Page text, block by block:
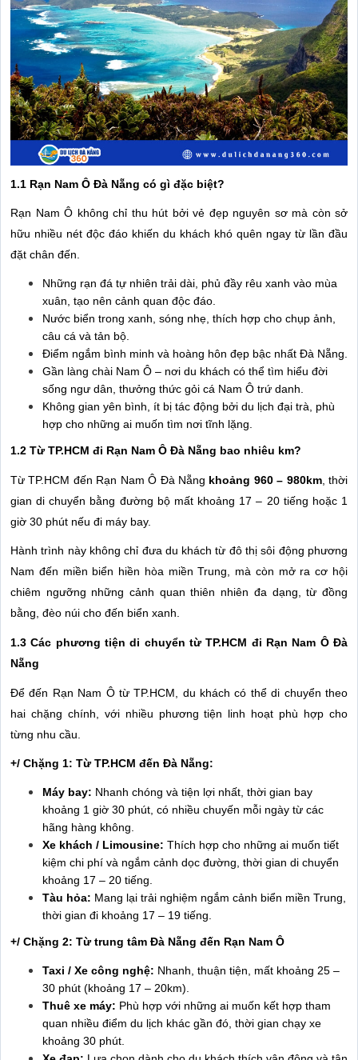
1.1 Rạn Nam Ô Đà Nẵng có gì đặc biệt?
Rạn Nam Ô không chỉ thu hút bởi vẻ đẹp nguyên sơ mà còn sở
hữu nhiều nét độc đáo khiến du khách khó quên ngay từ lần đầu
đặt chân đến.
Những rạn đá tự nhiên trải dài, phủ đầy rêu xanh vào mùa
xuân, tạo nên cảnh quan độc đáo.
Nước biển trong xanh, sóng nhẹ, thích hợp cho chụp ảnh,
câu cá và tản bộ.
Điểm ngắm bình minh và hoàng hôn đẹp bậc nhất Đà Nẵng.
Gần làng chài Nam Ô – nơi du khách có thể tìm hiểu đời
sống ngư dân, thưởng thức gỏi cá Nam Ô trứ danh.
Không gian yên bình, ít bị tác động bởi du lịch đại trà, phù
hợp cho những ai muốn tìm nơi tĩnh lặng.
1.2 Từ TP.HCM đi Rạn Nam Ô Đà Nẵng bao nhiêu km?
Từ TP.HCM đến Rạn Nam Ô Đà Nẵng khoảng 960 – 980km, thời
gian di chuyển bằng đường bộ mất khoảng 17 – 20 tiếng hoặc 1
giờ 30 phút nếu đi máy bay.
Hành trình này không chỉ đưa du khách từ đô thị sôi động phương
Nam đến miền biển hiền hòa miền Trung, mà còn mở ra cơ hội
chiêm ngưỡng những cảnh quan thiên nhiên đa dạng, từ đồng
bằng, đèo núi cho đến biển xanh.
1.3 Các phương tiện di chuyển từ TP.HCM đi Rạn Nam Ô Đà
Nẵng
Để đến Rạn Nam Ô từ TP.HCM, du khách có thể di chuyển theo
hai chặng chính, với nhiều phương tiện linh hoạt phù hợp cho
từng nhu cầu.
+/ Chặng 1: Từ TP.HCM đến Đà Nẵng:
Máy bay: Nhanh chóng và tiện lợi nhất, thời gian bay
khoảng 1 giờ 30 phút, có nhiều chuyến mỗi ngày từ các
hãng hàng không.
Xe khách / Limousine: Thích hợp cho những ai muốn tiết
kiệm chi phí và ngắm cảnh dọc đường, thời gian di chuyển
khoảng 17 – 20 tiếng.
Tàu hỏa: Mang lại trải nghiệm ngắm cảnh biển miền Trung,
thời gian đi khoảng 17 – 19 tiếng.
+/ Chặng 2: Từ trung tâm Đà Nẵng đến Rạn Nam Ô
Taxi / Xe công nghệ: Nhanh, thuận tiện, mất khoảng 25 –
30 phút (khoảng 17 – 20km).
Thuê xe máy: Phù hợp với những ai muốn kết hợp tham
quan nhiều điểm du lịch khác gần đó, thời gian chạy xe
khoảng 30 phút.